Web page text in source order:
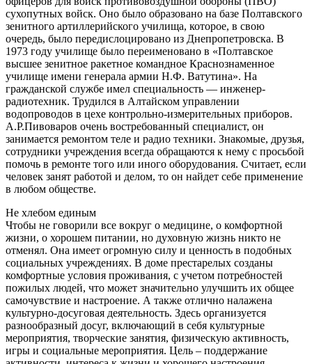
сухопутных войск. Оно было образовано на базе Полтавского
зенитного артиллерийского училища, которое, в свою
очередь, было передислоцировано из Днепропетровска. В
1973 году училище было переименовано в «Полтавское
высшее зенитное ракетное командное Краснознаменное
училище имени генерала армии Н.Ф. Ватутина». На
гражданской службе имел специальность — инженер-
радиотехник. Трудился в Алтайском управлении
водопроводов в цехе контрольно-измерительных приборов.
А.Р.Пивоваров очень востребованный специалист, он
занимается ремонтом теле и радио техники. Знакомые, друзья,
сотрудники учреждения всегда обращаются к нему с просьбой
помочь в ремонте того или иного оборудования. Считает, если
человек занят работой и делом, то он найдет себе применение
в любом обществе.
Не хлебом единым
Чтобы не говорили все вокруг о медицине, о комфортной
жизни, о хорошем питании, но духовную жизнь никто не
отменял. Она имеет огромную силу и ценность в подобных
социальных учреждениях. В доме престарелых созданы
комфортные условия проживания, с учетом потребностей
пожилых людей, что может значительно улучшить их общее
самочувствие и настроение. А также отлично налажена
культурно-досуговая деятельность. Здесь организуется
разнообразный досуг, включающий в себя культурные
мероприятия, творческие занятия, физическую активность,
игры и социальные мероприятия. Цель – поддержание